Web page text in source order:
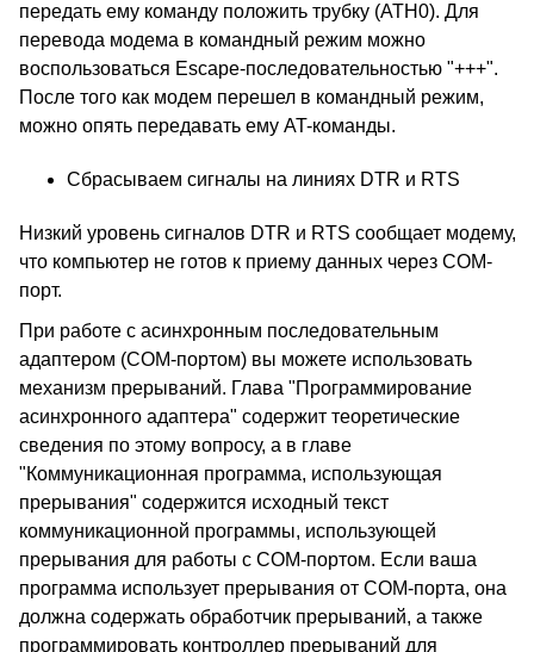
передать ему команду положить трубку (ATH0). Для
перевода модема в командный режим можно
воспользоваться Escape-последовательностью "+++".
После того как модем перешел в командный режим,
можно опять передавать ему AT-команды.
Сбрасываем сигналы на линиях DTR и RTS
Низкий уровень сигналов DTR и RTS сообщает модему,
что компьютер не готов к приему данных через COM-
порт.
При работе с асинхронным последовательным
адаптером (COM-портом) вы можете использовать
механизм прерываний. Глава "Программирование
асинхронного адаптера" содержит теоретические
сведения по этому вопросу, а в главе
"Коммуникационная программа, использующая
прерывания" содержится исходный текст
коммуникационной программы, использующей
прерывания для работы с COM-портом. Если ваша
программа использует прерывания от COM-порта, она
должна содержать обработчик прерываний, а также
программировать контроллер прерываний для